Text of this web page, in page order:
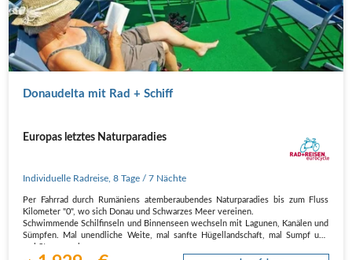
Donaudelta mit Rad + Schiff
Europas letztes Naturparadies
Individuelle Radreise ,8 Tage / 7 Nächte
Per Fahrrad durch Rumäniens atemberaubendes Naturparadies bis zum Fluss
Kilometer "0", wo sich Donau und Schwarzes Meer vereinen.
Schwimmende Schilfinseln und Binnenseen wechseln mit Lagunen, Kanälen und
Sümpfen. Mal unendliche Weite, mal sanfte Hügellandschaft, mal Sumpf und